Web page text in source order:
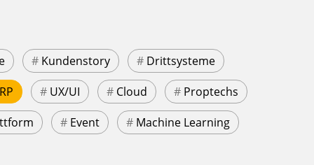
# Kundenstory # Drittsysteme
# UX/UI # Cloud # Proptechs
# Event # Machine Learning